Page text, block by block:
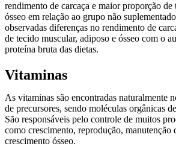
rendimento de carcaça e maior proporção
ósseo em relação ao grupo não
observadas diferenças no rendimento de
de tecido muscular, adiposo e ósseo com o
proteína bruta das dietas.
Vitaminas
As vitaminas são encontradas naturalmente
de precursores, sendo moléculas orgânicas
São responsáveis pelo controle de muitos
como crescimento, reprodução, manutenção
crescimento ósseo.